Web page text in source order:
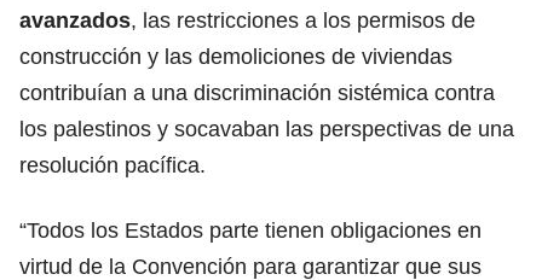
avanzados, las restricciones a los permisos de
construcción y las demoliciones de viviendas
contribuían a una discriminación sistémica contra
los palestinos y socavaban las perspectivas de una
resolución pacífica.
“Todos los Estados parte tienen obligaciones en
virtud de la Convención para garantizar que sus